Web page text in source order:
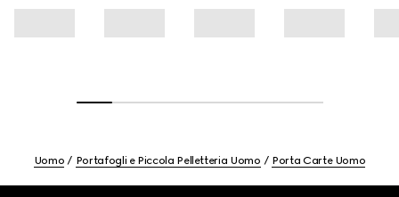
Uomo Portafogli e Piccola Pelletteria Uomo Porta Carte Uomo